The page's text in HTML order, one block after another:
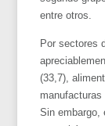
entre otros.
Por sectores
(33,7),
manufacturas
Sin embargo,